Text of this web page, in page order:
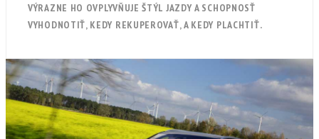
VÝRAZNE HO OVPLYVŇUJE ŠTÝL JAZDY A SCHOPNOSŤ
VYHODNOTIŤ, KEDY REKUPEROVAŤ, A KEDY PLACHTIŤ.